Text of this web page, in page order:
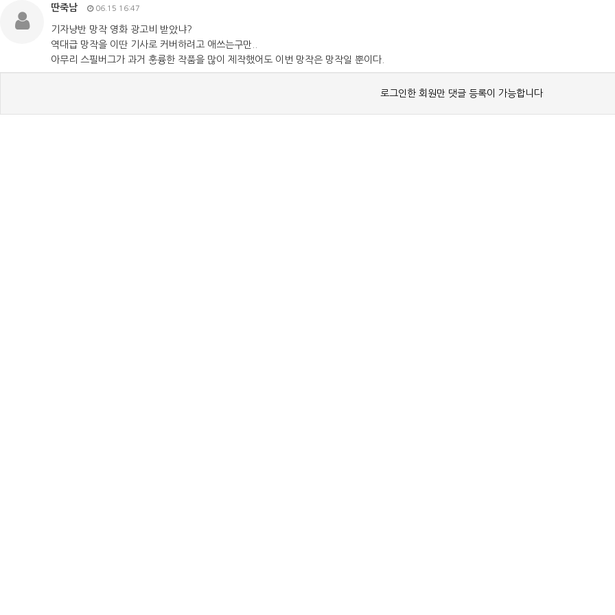
딴죽남 06.15 16:47
기자냥반 망작 영화 광고비 받았냐?
역대급 망작을 이딴 기사로 커버하려고 애쓰는구만..
아무리 스필버그가 과거 훙륭한 작품을 많이 제작했어도 이번 망작은 망작일 뿐이다.
로그인한 회원만 댓글 등록이 가능합니다